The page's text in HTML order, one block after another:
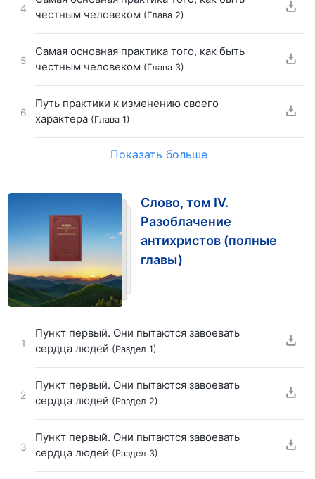
4
честным человеком (Глава 2)
5
Самая основная практика того, как быть
честным человеком (Глава 3)
6
Путь практики к изменению своего
характера (Глава 1)
Показать больше
Слово, том IV.
Разоблачение
антихристов (полные
главы)
1
Пункт первый. Они пытаются завоевать
сердца людей (Раздел 1)
2
Пункт первый. Они пытаются завоевать
сердца людей (Раздел 2)
3
Пункт первый. Они пытаются завоевать
сердца людей (Раздел 3)